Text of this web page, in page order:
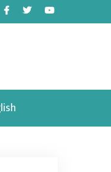
Facebook
TwitterYoutube